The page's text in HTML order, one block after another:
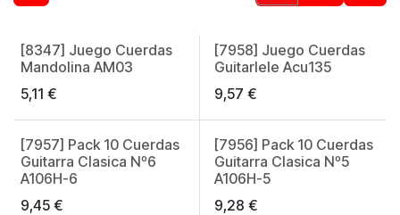
[8347] Juego Cuerdas
Mandolina AM03
5,11 €
[7958] Juego Cuerdas
Guitarlele Acu135
9,57 €
[7957] Pack 10 Cuerdas
Guitarra Clasica Nº6
A106H-6
9,45 €
[7956] Pack 10 Cuerdas
Guitarra Clasica Nº5
A106H-5
9,28 €